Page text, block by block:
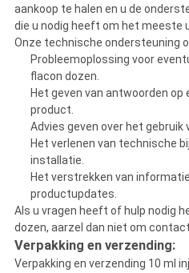
aankoop te halen en u de
die u nodig heeft om het meeste
Onze technische ondersteuning
Probleemoplossing voor
flacon dozen.
Het geven van antwoorden
product.
Advies geven over het gebruik
Het verlenen van technische
installatie.
Het verstrekken van
productupdates.
Als u vragen heeft of hulp nodig
dozen, aarzel dan niet om
Verpakking en verzending:
Verpakking en verzending 10 ml